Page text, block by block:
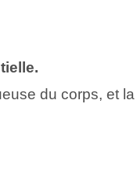
du corps, et